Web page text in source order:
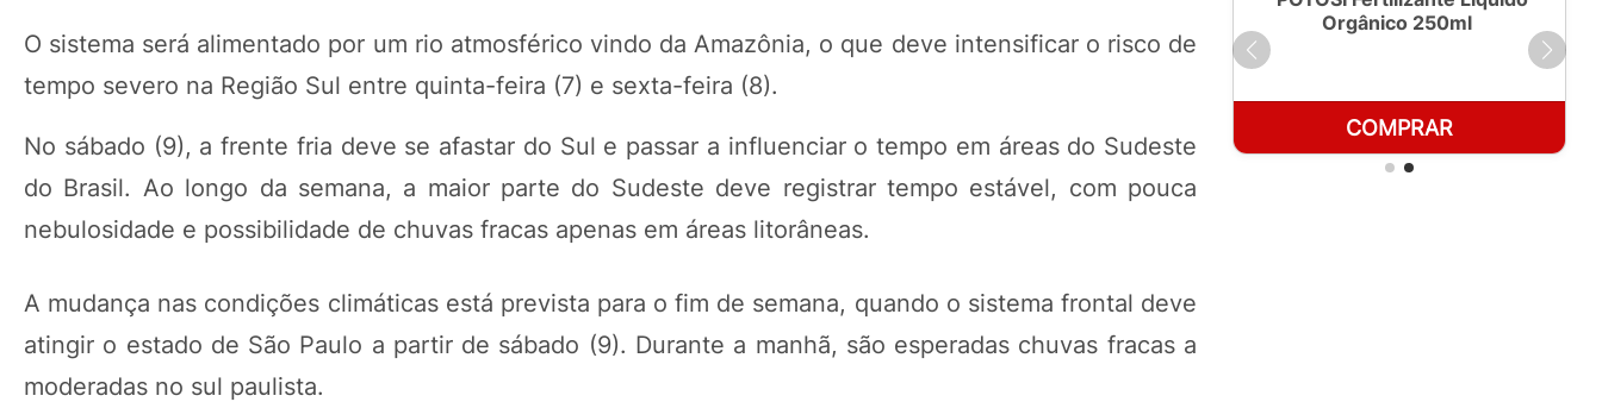
O sistema será alimentado por um rio atmosférico vindo da Amazônia, o que deve intensificar o risco de
tempo severo na Região Sul entre quinta-feira (7) e sexta-feira (8).
No sábado (9), a frente fria deve se afastar do Sul e passar a influenciar o tempo em áreas do Sudeste
do Brasil. Ao longo da semana, a maior parte do Sudeste deve registrar tempo estável, com pouca
nebulosidade e possibilidade de chuvas fracas apenas em áreas litorâneas.
A mudança nas condições climáticas está prevista para o fim de semana, quando o sistema frontal deve
atingir o estado de São Paulo a partir de sábado (9). Durante a manhã, são esperadas chuvas fracas a
moderadas no sul paulista.
Orgânico 250ml
COMPRAR